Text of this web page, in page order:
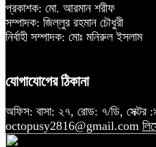
প্রকাশক: মো. আরমান শরীফ
সম্পাদক: জিল্লুর রহমান চৌধুরী
নির্বাহী সম্পাদক: মোঃ মনিরুল ইসলাম
যোগাযোগের ঠিকানা
অফিস: বাসা: ২৭, রোড: ৭/ডি, সেক্টর
octopusy2816@gmail.com